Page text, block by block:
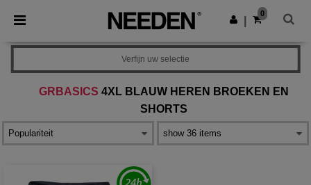
× Needen-app
Betere prijzen in de app!
Download app
0
GRBASICS 4XL BLAUW HEREN BROEKEN EN
SHORTS
Verfijn uw selectie